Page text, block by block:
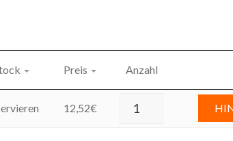
Preis Anzahl
12,52€